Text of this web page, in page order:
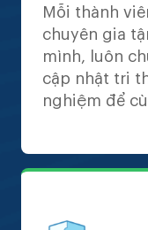
Mỗi thành
chuyên gia
mình, luôn
cập nhật tri
nghiệm để